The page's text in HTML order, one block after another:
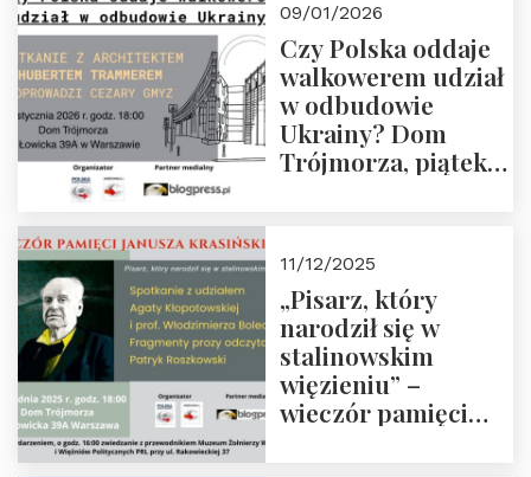
godz. 18:00.
Zapraszamy!
09/01/2026
Czy Polska oddaje
walkowerem udział
w odbudowie
Ukrainy? Dom
Trójmorza, piątek
11/12/2025
„Pisarz, który
narodził się w
stalinowskim
więzieniu” –
wieczór pamięci